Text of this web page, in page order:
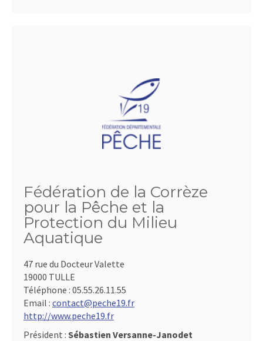
Fédération de la Corrèze
pour la Pêche et la
Protection du Milieu
Aquatique
47 rue du Docteur Valette
19000 TULLE
Téléphone : 05.55.26.11.55
Email : contact@peche19.fr
http://www.peche19.fr
Président : Sébastien Versanne-Janodet